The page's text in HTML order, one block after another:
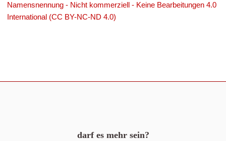
Namensnennung - Nicht kommerziell - Keine Bearbeitungen 4.0
International (CC BY-NC-ND 4.0)
darf es mehr sein?